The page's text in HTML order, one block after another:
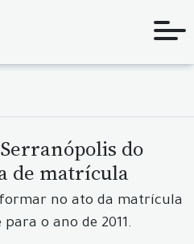
do
de matrícula
no ato da matrícula
o ano de 2011.